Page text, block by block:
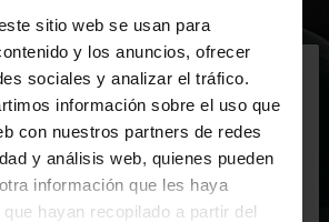
sitio web se usan para
y los anuncios, ofrecer
sociales y analizar el tráfico.
información sobre el uso que
con nuestros partners de redes
y análisis web, quienes pueden
información que les haya
hayan recopilado a partir del
a la web de España. ¿Quieres ir a
States?